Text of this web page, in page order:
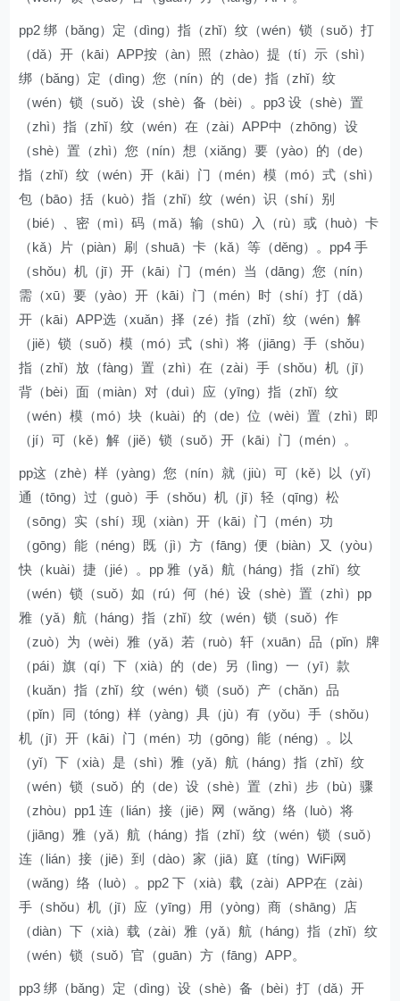
pp2 绑（bǎng）定（dìng）指（zhǐ）纹（wén）锁（suǒ）打
（dǎ）开（kāi）APP按（àn）照（zhào）提（tí）示（shì）
绑（bǎng）定（dìng）您（nín）的（de）指（zhǐ）纹
（wén）锁（suǒ）设（shè）备（bèi）。pp3 设（shè）置
（zhì）指（zhǐ）纹（wén）在（zài）APP中（zhōng）设
（shè）置（zhì）您（nín）想（xiǎng）要（yào）的（de）
指（zhǐ）纹（wén）开（kāi）门（mén）模（mó）式（shì）
包（bāo）括（kuò）指（zhǐ）纹（wén）识（shí）别
（bié）、密（mì）码（mǎ）输（shū）入（rù）或（huò）卡
（kǎ）片（piàn）刷（shuā）卡（kǎ）等（děng）。pp4 手
（shǒu）机（jī）开（kāi）门（mén）当（dāng）您（nín）
需（xū）要（yào）开（kāi）门（mén）时（shí）打（dǎ）
开（kāi）APP选（xuǎn）择（zé）指（zhǐ）纹（wén）解
（jiě）锁（suǒ）模（mó）式（shì）将（jiāng）手（shǒu）
指（zhǐ）放（fàng）置（zhì）在（zài）手（shǒu）机（jī）
背（bèi）面（miàn）对（duì）应（yīng）指（zhǐ）纹
（wén）模（mó）块（kuài）的（de）位（wèi）置（zhì）即
（jí）可（kě）解（jiě）锁（suǒ）开（kāi）门（mén）。
pp这（zhè）样（yàng）您（nín）就（jiù）可（kě）以（yǐ）
通（tōng）过（guò）手（shǒu）机（jī）轻（qīng）松
（sōng）实（shí）现（xiàn）开（kāi）门（mén）功
（gōng）能（néng）既（jì）方（fāng）便（biàn）又（yòu）
快（kuài）捷（jié）。pp 雅（yǎ）航（háng）指（zhǐ）纹
（wén）锁（suǒ）如（rú）何（hé）设（shè）置（zhì）pp
雅（yǎ）航（háng）指（zhǐ）纹（wén）锁（suǒ）作
（zuò）为（wèi）雅（yǎ）若（ruò）轩（xuān）品（pǐn）牌
（pái）旗（qí）下（xià）的（de）另（lìng）一（yī）款
（kuǎn）指（zhǐ）纹（wén）锁（suǒ）产（chǎn）品
（pǐn）同（tóng）样（yàng）具（jù）有（yǒu）手（shǒu）
机（jī）开（kāi）门（mén）功（gōng）能（néng）。以
（yǐ）下（xià）是（shì）雅（yǎ）航（háng）指（zhǐ）纹
（wén）锁（suǒ）的（de）设（shè）置（zhì）步（bù）骤
（zhòu）pp1 连（lián）接（jiē）网（wǎng）络（luò）将
（jiāng）雅（yǎ）航（háng）指（zhǐ）纹（wén）锁（suǒ）
连（lián）接（jiē）到（dào）家（jiā）庭（tíng）WiFi网
（wǎng）络（luò）。pp2 下（xià）载（zài）APP在（zài）
手（shǒu）机（jī）应（yīng）用（yòng）商（shāng）店
（diàn）下（xià）载（zài）雅（yǎ）航（háng）指（zhǐ）纹
（wén）锁（suǒ）官（guān）方（fāng）APP。
pp3 绑（bǎng）定（dìng）设（shè）备（bèi）打（dǎ）开